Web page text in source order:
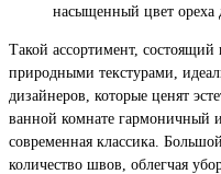
насыщенный цвет ореха
Такой ассортимент,
природными текстурами,
дизайнеров, которые ценят
ванной комнате гармоничный
современная классика.
количество швов, облегчая